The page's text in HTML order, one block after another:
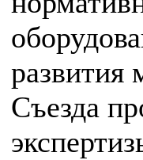
развития
Съезда